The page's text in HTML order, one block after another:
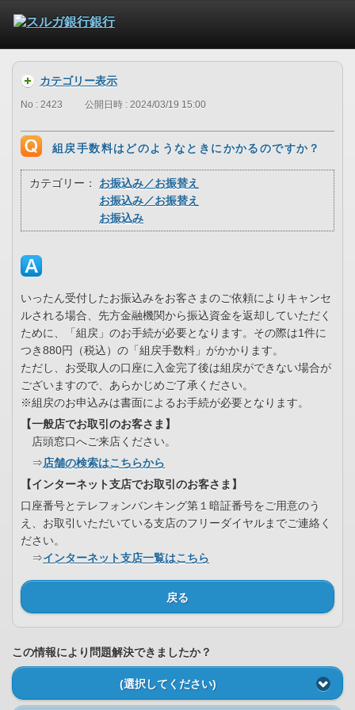
カテゴリー表示
No : 2423 公開日時 : 2024/03/19 15:00
組戻手数料はどのようなときにかかるのですか？
カテゴリー：
お振込み／お振替え
お振込み／お振替え
お振込み
いったん受付したお振込みをお客さまのご依頼によりキャンセ
ルされる場合、先方金融機関から振込資金を返却していただく
ために、「組戻」のお手続が必要となります。その際は1件に
つき880円（税込）の「組戻手数料」がかかります。
ただし、お受取人の口座に入金完了後は組戻ができない場合が
ございますので、あらかじめご了承ください。
※組戻のお申込みは書面によるお手続が必要となります。
【一般店でお取引のお客さま】
店頭窓口へご来店ください。
⇒店舗の検索はこちらから
【インターネット支店でお取引のお客さま】
口座番号とテレフォンバンキング第１暗証番号をご用意のう
え、お取引いただいている支店のフリーダイヤルまでご連絡く
ださい。
⇒インターネット支店一覧はこちら
戻る
この情報により問題解決できましたか？
(選択してください)